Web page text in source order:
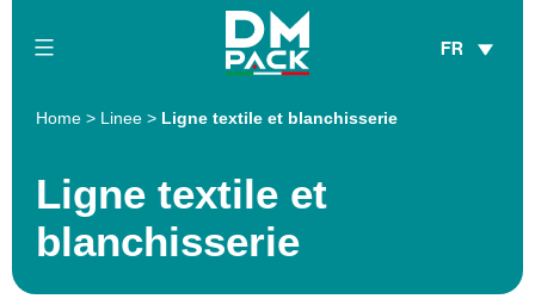
DM
FR
Home > Linee > Ligne textile et blanchisserie
Ligne textile et
blanchisserie